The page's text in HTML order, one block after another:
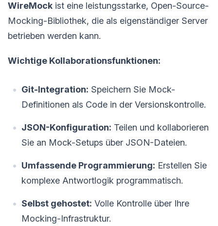
WireMock ist eine leistungsstarke, Open-Source-
Mocking-Bibliothek, die als eigenständiger Server
betrieben werden kann.
Wichtige Kollaborationsfunktionen:
Git-Integration: Speichern Sie Mock-
Definitionen als Code in der Versionskontrolle.
JSON-Konfiguration: Teilen und kollaborieren
Sie an Mock-Setups über JSON-Dateien.
Umfassende Programmierung: Erstellen Sie
komplexe Antwortlogik programmatisch.
Selbst gehostet: Volle Kontrolle über Ihre
Mocking-Infrastruktur.